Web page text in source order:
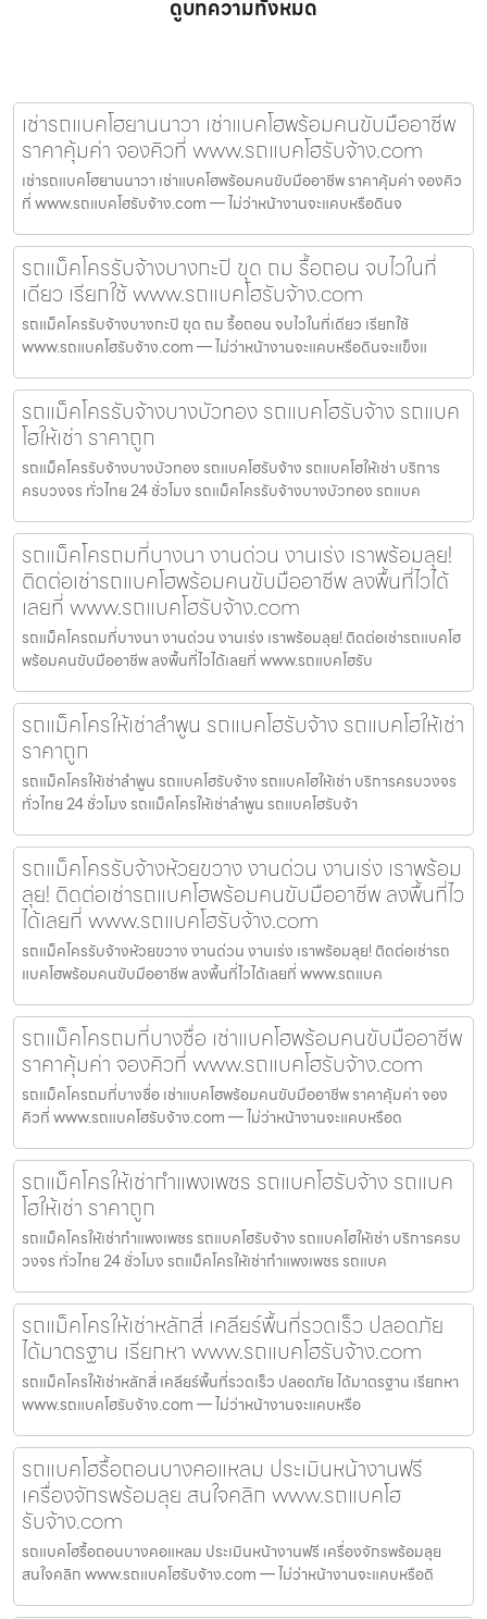
ดูบทความทั้งหมด
เช่ารถแบคโฮยานนาวา เช่าแบคโฮพร้อมคนขับมืออาชีพ
ราคาคุ้มค่า จองคิวที่ www.รถแบคโฮรับจ้าง.com
เช่ารถแบคโฮยานนาวา เช่าแบคโฮพร้อมคนขับมืออาชีพ ราคาคุ้มค่า จองคิว
ที่ www.รถแบคโฮรับจ้าง.com — ไม่ว่าหน้างานจะแคบหรือดินจ
รถแม็คโครรับจ้างบางกะปิ ขุด ถม รื้อถอน จบไวในที่
เดียว เรียกใช้ www.รถแบคโฮรับจ้าง.com
รถแม็คโครรับจ้างบางกะปิ ขุด ถม รื้อถอน จบไวในที่เดียว เรียกใช้
www.รถแบคโฮรับจ้าง.com — ไม่ว่าหน้างานจะแคบหรือดินจะแข็งแ
รถแม็คโครรับจ้างบางบัวทอง รถแบคโฮรับจ้าง รถแบค
โฮให้เช่า ราคาถูก
รถแม็คโครรับจ้างบางบัวทอง รถแบคโฮรับจ้าง รถแบคโฮให้เช่า บริการ
ครบวงจร ทั่วไทย 24 ชั่วโมง รถแม็คโครรับจ้างบางบัวทอง รถแบค
รถแม็คโครถมที่บางนา งานด่วน งานเร่ง เราพร้อมลุย!
ติดต่อเช่ารถแบคโฮพร้อมคนขับมืออาชีพ ลงพื้นที่ไวได้
เลยที่ www.รถแบคโฮรับจ้าง.com
รถแม็คโครถมที่บางนา งานด่วน งานเร่ง เราพร้อมลุย! ติดต่อเช่ารถแบคโฮ
พร้อมคนขับมืออาชีพ ลงพื้นที่ไวได้เลยที่ www.รถแบคโฮรับ
รถแม็คโครให้เช่าลำพูน รถแบคโฮรับจ้าง รถแบคโฮให้เช่า
ราคาถูก
รถแม็คโครให้เช่าลำพูน รถแบคโฮรับจ้าง รถแบคโฮให้เช่า บริการครบวงจร
ทั่วไทย 24 ชั่วโมง รถแม็คโครให้เช่าลำพูน รถแบคโฮรับจ้า
รถแม็คโครรับจ้างห้วยขวาง งานด่วน งานเร่ง เราพร้อม
ลุย! ติดต่อเช่ารถแบคโฮพร้อมคนขับมืออาชีพ ลงพื้นที่ไว
ได้เลยที่ www.รถแบคโฮรับจ้าง.com
รถแม็คโครรับจ้างห้วยขวาง งานด่วน งานเร่ง เราพร้อมลุย! ติดต่อเช่ารถ
แบคโฮพร้อมคนขับมืออาชีพ ลงพื้นที่ไวได้เลยที่ www.รถแบค
รถแม็คโครถมที่บางซื่อ เช่าแบคโฮพร้อมคนขับมืออาชีพ
ราคาคุ้มค่า จองคิวที่ www.รถแบคโฮรับจ้าง.com
รถแม็คโครถมที่บางซื่อ เช่าแบคโฮพร้อมคนขับมืออาชีพ ราคาคุ้มค่า จอง
คิวที่ www.รถแบคโฮรับจ้าง.com — ไม่ว่าหน้างานจะแคบหรือด
รถแม็คโครให้เช่ากำแพงเพชร รถแบคโฮรับจ้าง รถแบค
โฮให้เช่า ราคาถูก
รถแม็คโครให้เช่ากำแพงเพชร รถแบคโฮรับจ้าง รถแบคโฮให้เช่า บริการครบ
วงจร ทั่วไทย 24 ชั่วโมง รถแม็คโครให้เช่ากำแพงเพชร รถแบค
รถแม็คโครให้เช่าหลักสี่ เคลียร์พื้นที่รวดเร็ว ปลอดภัย
ได้มาตรฐาน เรียกหา www.รถแบคโฮรับจ้าง.com
รถแม็คโครให้เช่าหลักสี่ เคลียร์พื้นที่รวดเร็ว ปลอดภัย ได้มาตรฐาน เรียกหา
www.รถแบคโฮรับจ้าง.com — ไม่ว่าหน้างานจะแคบหรือ
รถแบคโฮรื้อถอนบางคอแหลม ประเมินหน้างานฟรี
เครื่องจักรพร้อมลุย สนใจคลิก www.รถแบคโฮ
รับจ้าง.com
รถแบคโฮรื้อถอนบางคอแหลม ประเมินหน้างานฟรี เครื่องจักรพร้อมลุย
สนใจคลิก www.รถแบคโฮรับจ้าง.com — ไม่ว่าหน้างานจะแคบหรือดิ